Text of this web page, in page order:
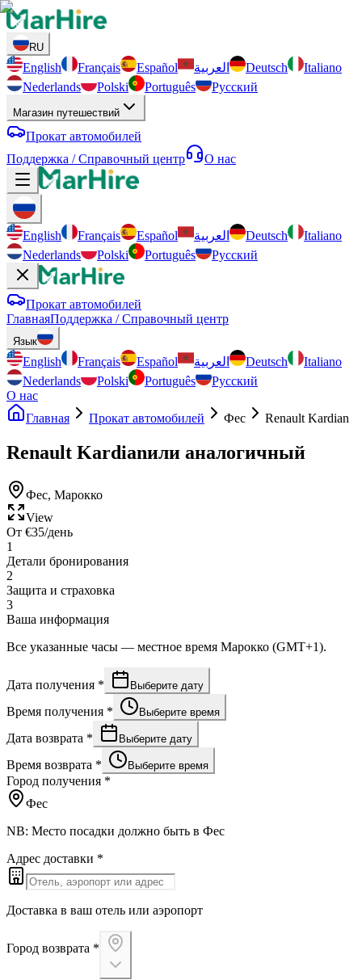
RU
English Français Español العربية Deutsch
Italiano
Nederlands
Polski Português Русский
Магазин путешествий
Прокат автомобилей
Поддержка / Справочный центр
О нас
English Français Español العربية Deutsch
Italiano
Nederlands
Polski Português Русский
Прокат автомобилей
ГлавнаяПоддержка / Справочный центр
Язык
English Français Español العربية Deutsch
Italiano
Nederlands
Polski Português
Русский
О нас
Главная
Прокат автомобилей Фес Renault Kardian
Renault Kardianили аналогичный
Фес, Марокко
View
От €35/день
1
Детали бронирования
2
Защита и страховка
3
Ваша информация
Все указанные часы — местное время Марокко (GMT+1).
Дата получения * Выберите дату
Время получения * Выберите время
Дата возврата * Выберите дату
Время возврата * Выберите время
Город получения *
Фес
NB: Место посадки должно быть в Фес
Адрес доставки *
Доставка в ваш отель или аэропорт
Город возврата *